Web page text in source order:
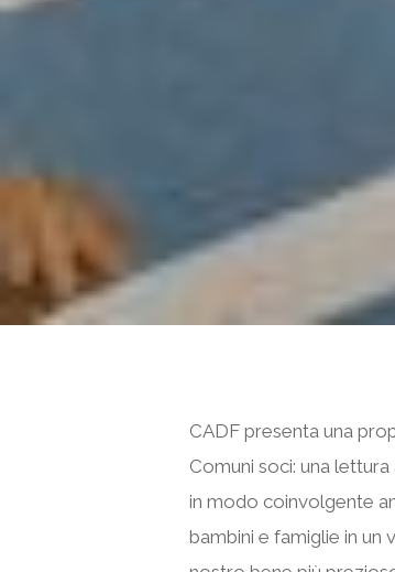
CADF presenta una
Comuni soci: una
in modo coinvolgente
bambini e famiglie in un